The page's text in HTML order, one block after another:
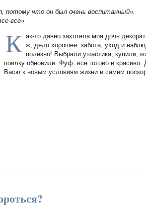
потому что он был очень воспитанный».
все»
К ак-то давно захотела моя дочь
ж, дело хорошее: забота, уход и
полезно! Выбрали ушастика, купили,
поилку обновили. Фуф, всё готово и
Васю к новым условиям жизни и самим